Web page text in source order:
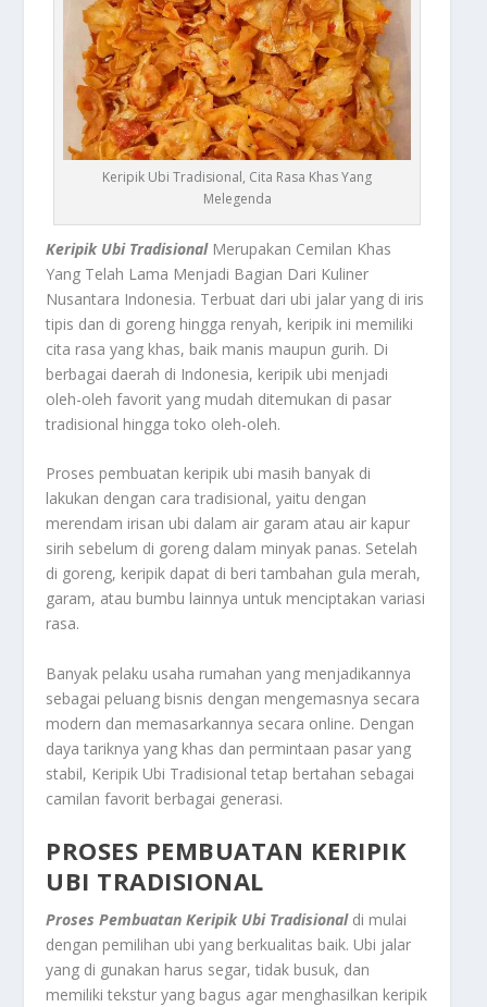
Keripik Ubi Tradisional, Cita Rasa Khas Yang
Melegenda
Keripik Ubi Tradisional Merupakan Cemilan Khas
Yang Telah Lama Menjadi Bagian Dari Kuliner
Nusantara Indonesia. Terbuat dari ubi jalar yang di iris
tipis dan di goreng hingga renyah, keripik ini memiliki
cita rasa yang khas, baik manis maupun gurih. Di
berbagai daerah di Indonesia, keripik ubi menjadi
oleh-oleh favorit yang mudah ditemukan di pasar
tradisional hingga toko oleh-oleh.
Proses pembuatan keripik ubi masih banyak di
lakukan dengan cara tradisional, yaitu dengan
merendam irisan ubi dalam air garam atau air kapur
sirih sebelum di goreng dalam minyak panas. Setelah
di goreng, keripik dapat di beri tambahan gula merah,
garam, atau bumbu lainnya untuk menciptakan variasi
rasa.
Banyak pelaku usaha rumahan yang menjadikannya
sebagai peluang bisnis dengan mengemasnya secara
modern dan memasarkannya secara online. Dengan
daya tariknya yang khas dan permintaan pasar yang
stabil, Keripik Ubi Tradisionaltetap bertahan sebagai
camilan favorit berbagai generasi.
PROSES PEMBUATAN KERIPIK
UBI TRADISIONAL
Proses Pembuatan Keripik Ubi Tradisional di mulai
dengan pemilihan ubi yang berkualitas baik. Ubi jalar
yang di gunakan harus segar, tidak busuk, dan
memiliki tekstur yang bagus agar menghasilkan keripik